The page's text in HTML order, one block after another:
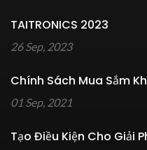
TAITRONICS 2023
26 Sep, 2023
Chính Sách Mua Sắm
01 Sep, 2021
Tạo Điều Kiện Cho Giải